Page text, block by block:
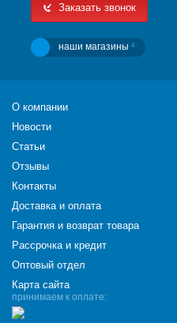
Заказать звонок
наши магазины 4
принимаем к оплате:
О компании
Новости
Статьи
Отзывы
Контакты
Доставка и оплата
Гарантия и возврат товара
Рассрочка и кредит
Оптовый отдел
Карта сайта